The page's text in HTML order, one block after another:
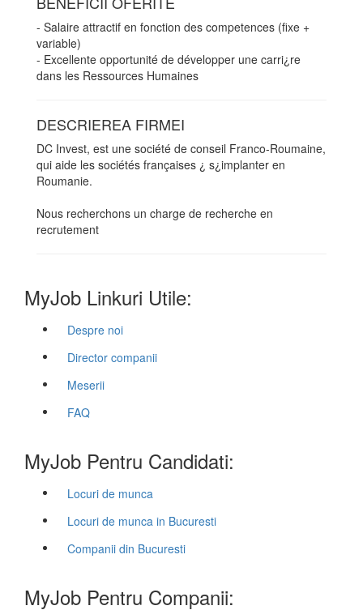
- Salaire attractif en fonction des competences (fixe +
variable)
- Excellente opportunité de développer une carri¿re
dans les Ressources Humaines
DESCRIEREA FIRMEI
DC Invest, est une société de conseil Franco-Roumaine,
qui aide les sociétés françaises ¿ s¿implanter en
Roumanie.
Nous recherchons un charge de recherche en
recrutement
MyJob Linkuri Utile:
Despre noi
Director companii
Meserii
FAQ
MyJob Pentru Candidati:
Locuri de munca
Locuri de munca in Bucuresti
Companii din Bucuresti
MyJob Pentru Companii: